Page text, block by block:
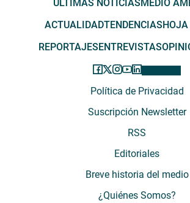
ÚLTIMAS NOTICIASMEDIO
ACTUALIDADTENDENCIASHOJA
REPORTAJESENTREVISTAS
Política de Privacidad
Suscripción Newsletter
RSS
Editoriales
Breve historia del medio
¿Quiénes Somos?